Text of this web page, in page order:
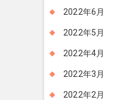
2022年6月
2022年5月
2022年4月
2022年3月
2022年2月